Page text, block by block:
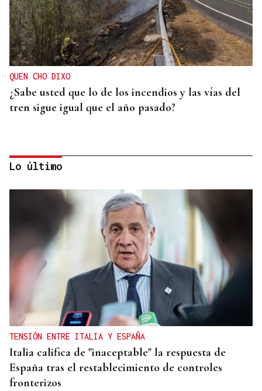
QUEN CHO DIXO
¿Sabe usted que lo de los incendios y las vías del
tren sigue igual que el año pasado?
HELICOPTERO MEDICALIZADO
Un motorista en estado grave tras una colisión en
Velle
Lo último
TENSIÓN ENTRE ITALIA Y ESPAÑA
Italia califica de "inaceptable" la respuesta de
España tras el restablecimiento de controles
fronterizos